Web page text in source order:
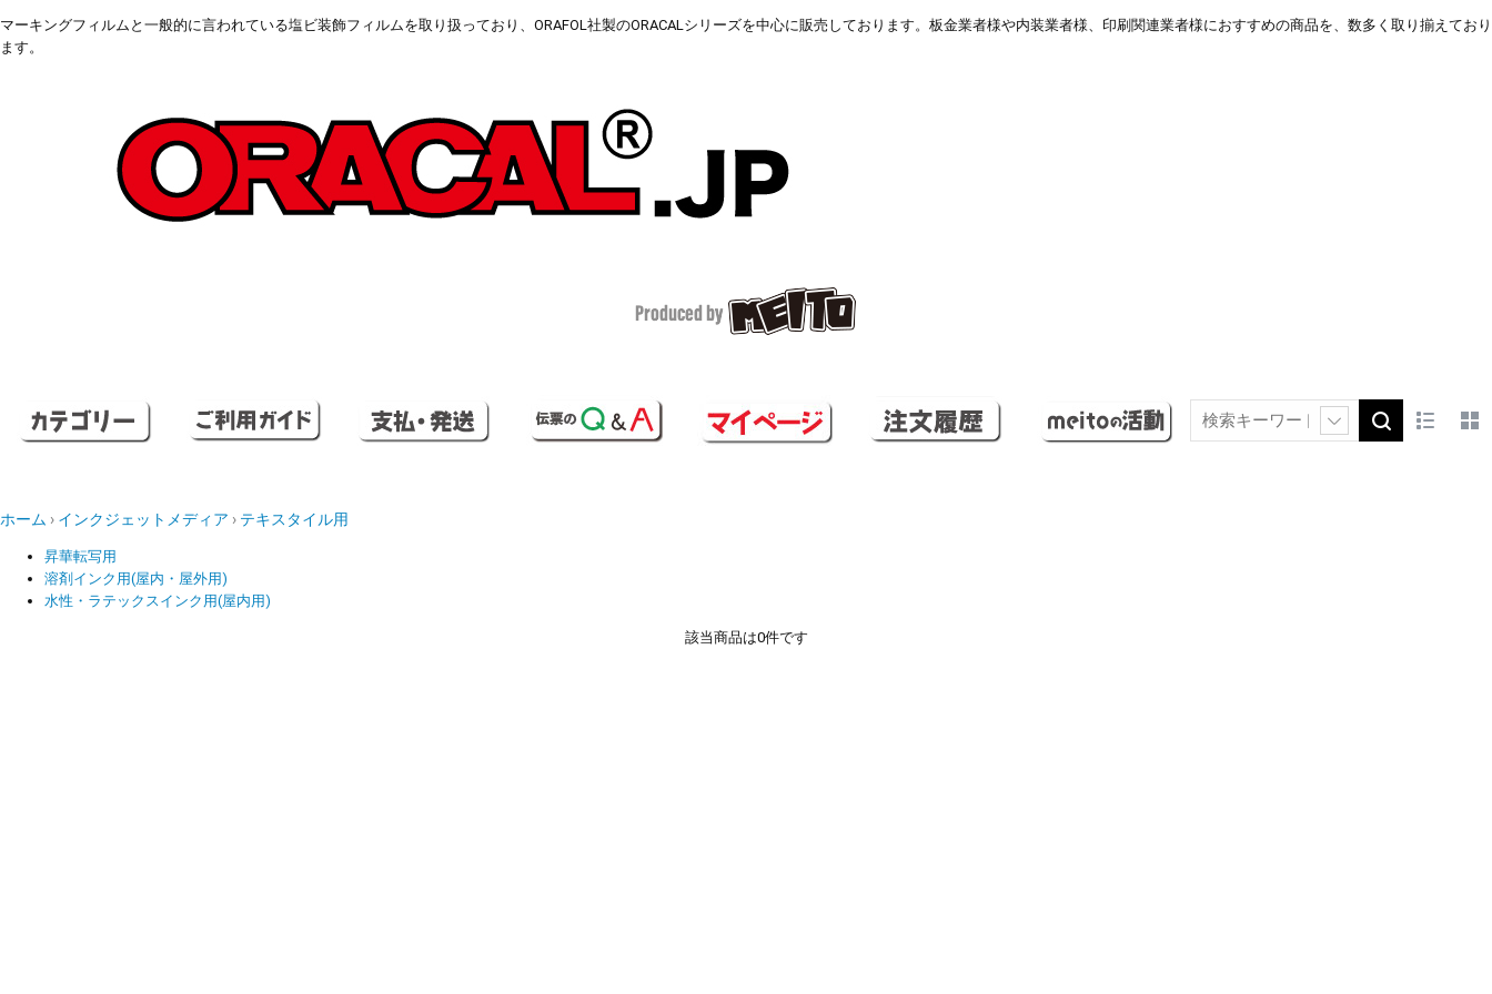
マーキングフィルムと一般的に言われている塩ビ装飾フィルムを取り扱っており、ORAFOL社製のORACALシリーズを中心に販売しております。板金業者様や内装業者様、印刷関連業者様におすすめの商品を、数多く取り揃えており
ます。
ホーム インクジェットメディア テキスタイル用
昇華転写用
溶剤インク用(屋内・屋外用)
水性・ラテックスインク用(屋内用)
該当商品は0件です